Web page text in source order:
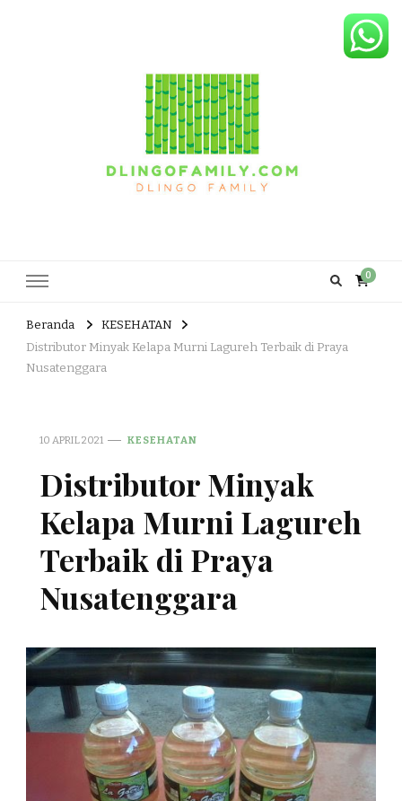
0
Beranda
KESEHATAN
Distributor Minyak Kelapa Murni Lagureh Terbaik di Praya
Nusatenggara
10 APRIL 2021 KESEHATAN
Distributor Minyak
Kelapa Murni Lagureh
Terbaik di Praya
Nusatenggara